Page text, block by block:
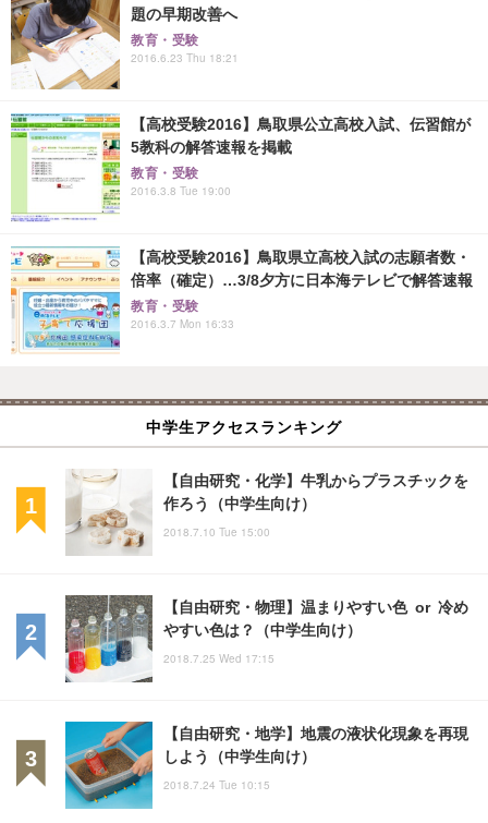
題の早期改善へ
教育・受験
2016.6.23 Thu 18:21
【高校受験2016】鳥取県公立高校入試、伝習館が
5教科の解答速報を掲載
教育・受験
2016.3.8 Tue 19:00
【高校受験2016】鳥取県立高校入試の志願者数・
倍率（確定）…3/8夕方に日本海テレビで解答速報
教育・受験
2016.3.7 Mon 16:33
中学生アクセスランキング
【自由研究・化学】牛乳からプラスチックを
作ろう（中学生向け）
2018.7.10 Tue 15:00
【自由研究・物理】温まりやすい色 or 冷め
やすい色は？（中学生向け）
2018.7.25 Wed 17:15
【自由研究・地学】地震の液状化現象を再現
しよう（中学生向け）
2018.7.24 Tue 10:15